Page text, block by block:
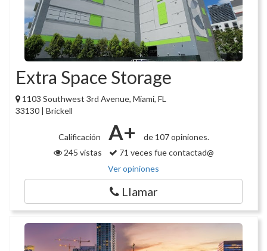
Extra Space Storage
1103 Southwest 3rd Avenue, Miami, FL
33130 | Brickell
Calificación A+
de 107 opiniones.
245 vistas
71 veces fue contactad@
Ver opiniones
Llamar